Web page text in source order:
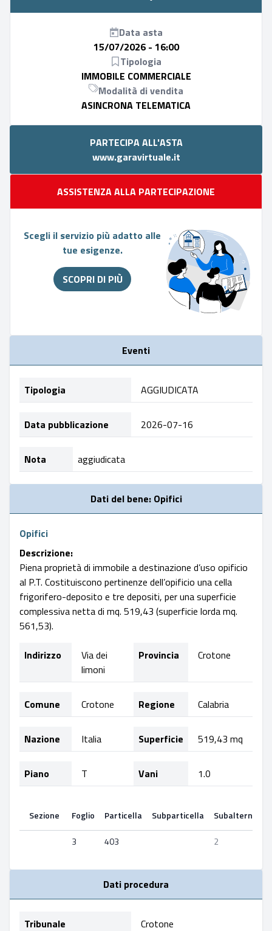
Data asta
15/07/2026 - 16:00
Tipologia
IMMOBILE COMMERCIALE
Modalità di vendita
ASINCRONA TELEMATICA
PARTECIPA ALL'ASTA
www.garavirtuale.it
ASSISTENZA ALLA PARTECIPAZIONE
Scegli il servizio più adatto alle
tue esigenze.
SCOPRI DI PIÙ
Eventi
Tipologia AGGIUDICATA
Data pubblicazione 2026-07-16
Nota aggiudicata
Dati del bene: Opifici
Opifici
Descrizione:
Piena proprietà di immobile a destinazione d’uso opificio
al P.T. Costituiscono pertinenze dell’opificio una cella
frigorifero-deposito e tre depositi, per una superficie
complessiva netta di mq. 519,43 (superficie lorda mq.
561,53).
Indirizzo
Via dei
limoni
Provincia Crotone
Comune Crotone Regione Calabria
Nazione Italia Superficie 519,43 mq
Piano T Vani 1.0
Sezione Foglio Particella Subparticella Subalterno
3 403 2
Dati procedura
Tribunale Crotone